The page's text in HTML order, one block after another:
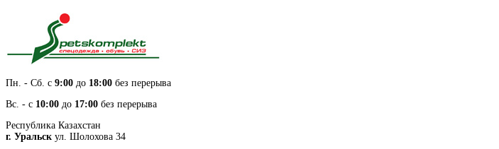
Пн. - Cб. с 9:00 до 18:00 без перерыва
Вс. - с 10:00 до 17:00 без перерыва
Республика Казахстан
г. Уральск ул. Шолохова 34